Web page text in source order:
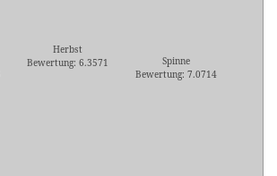
Herbst
Bewertung: 6.3571
Spinne
Bewertung: 7.0714